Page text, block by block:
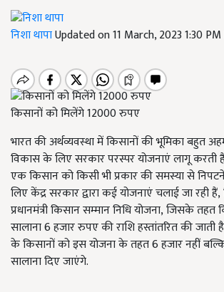
निशा थापाUpdated on 11 March, 2023 1:30
किसानों को मिलेंगे 12000 रुपए
भारत की अर्थव्यवस्था में किसानों की भूमिका बहुत
विकास के लिए सरकार परस्पर योजनाएं लागू करती
एक किसान को किसी भी प्रकार की समस्या से
लिए केंद्र सरकार द्वारा कई योजनाएं चलाई जा रही हैं,
प्रधानमंत्री किसान सम्मान निधि योजना,जिसके तहत
सालाना 6 हजार रुपए की राशि हस्तांतरित की जाती
के किसानों को इस योजना के तहत 6 हजार नहीं
सालाना दिए जाएंगे.